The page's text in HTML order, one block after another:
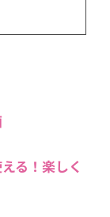
る！楽しく